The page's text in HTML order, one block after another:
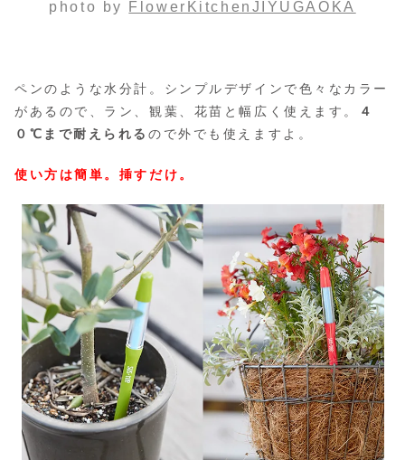
photo by FlowerKitchenJIYUGAOKA
ペンのような水分計。シンプルデザインで色々なカラー
があるので、ラン、観葉、花苗と幅広く使えます。
４
０℃まで耐えられるので外でも使えますよ。
使い方は簡単。挿すだけ。